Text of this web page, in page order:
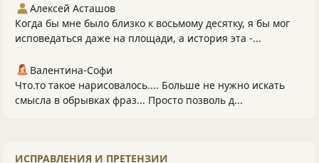
Алексей Асташов
Когда бы мне было близко к восьмому десятку, я бы мог
исповедаться даже на площади, а история эта -...
Валентина-Софи
Что.то такое нарисовалось.... Больше не нужно искать
смысла в обрывках фраз... Просто позволь д...
ИСПРАВЛЕНИЯ И ПРЕТЕНЗИИ